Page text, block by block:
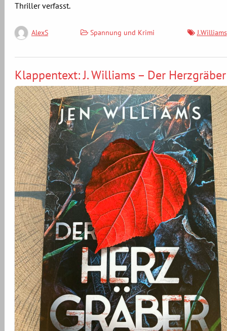
Thriller verfasst.
AlexS Spannung und Krimi J.Williams
Klappentext: J. Williams – Der Herzgräber